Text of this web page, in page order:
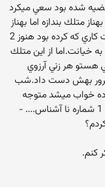
شده بود سعي ميكرد
متلك بندازه اما بهناز
سعي ميكرد مرتب حرفو عوض كنه.شايد بابت كاري كه كرده بود هنوز 2
به خيانت.اما از اين متلك
هستو هر زني آرزوي
بهش دست داد.شب
خواب ميشد متوجه
صداي زنگ موبايلش شد.وقتي دقت كرد ديد 1 شماره نا آشناس.... -
كنم.